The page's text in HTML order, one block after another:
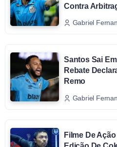
Contra
Gabriel
Santos Sai
Rebate
Remo
Gabriel
Filme De